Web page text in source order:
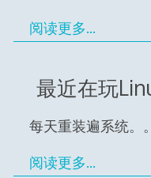
阅读更多…
最近在玩
每天重装遍系统。
阅读更多…